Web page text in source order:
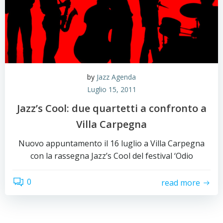
by Jazz Agenda
Luglio 15, 2011
Jazz’s Cool: due quartetti a confronto a
Villa Carpegna
Nuovo appuntamento il 16 luglio a Villa Carpegna
con la rassegna Jazz’s Cool del festival ‘Odio
0 read more